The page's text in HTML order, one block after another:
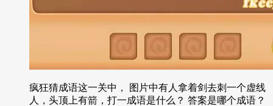
疯狂猜成语这一关中， 图片中有人拿着剑去刺一个虚线
人，头顶上有箭，打一成语是什么？ 答案是哪个成语？